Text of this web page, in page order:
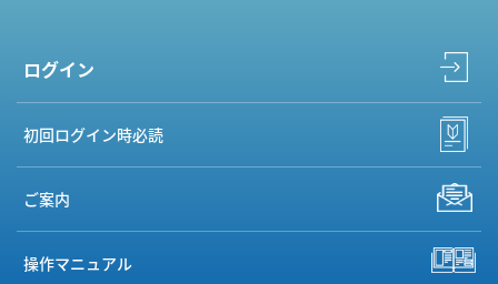
ログイン
初回ログイン時必読
ご案内
操作マニュアル